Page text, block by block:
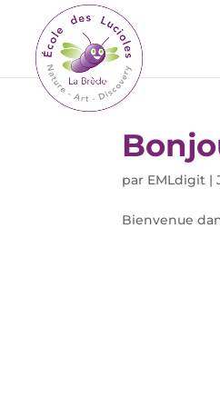
par EMLdigit |
Bienvenue